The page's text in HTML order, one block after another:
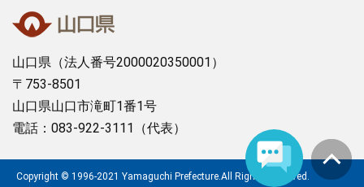
山口県 （法人番号2000020350001）
〒753-8501
山口県山口市滝町1番1号
電話：083-922-3111（代表）
Copyright © 1996-2021 Yamaguchi Prefecture.All Rights Reserved.